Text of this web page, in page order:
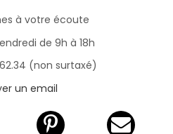
à votre écoute
de 9h à 18h
(non surtaxé)
un email